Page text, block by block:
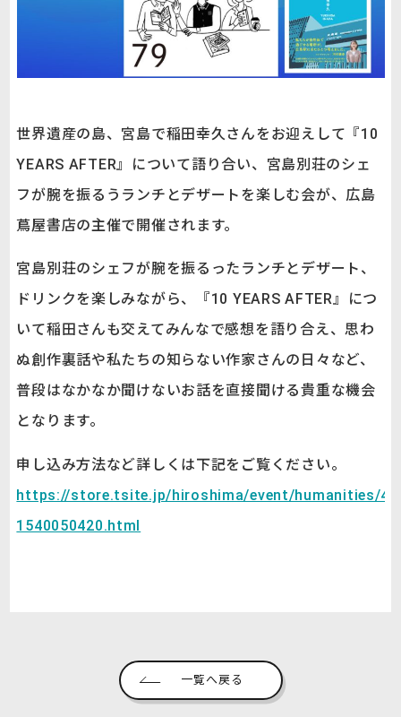
世界遺産の島、宮島で稲田幸久さんをお迎えして『10
YEARS AFTER』について語り合い、宮島別荘のシェ
フが腕を振るうランチとデザートを楽しむ会が、広島
蔦屋書店の主催で開催されます。
宮島別荘のシェフが腕を振るったランチとデザート、
ドリンクを楽しみながら、『10 YEARS AFTER』につ
いて稲田さんも交えてみんなで感想を語り合え、思わ
ぬ創作裏話や私たちの知らない作家さんの日々など、
普段はなかなか聞けないお話を直接聞ける貴重な機会
となります。
申し込み方法など詳しくは下記をご覧ください。
https://store.tsite.jp/hiroshima/event/humanities/
1540050420.html
一覧へ戻る